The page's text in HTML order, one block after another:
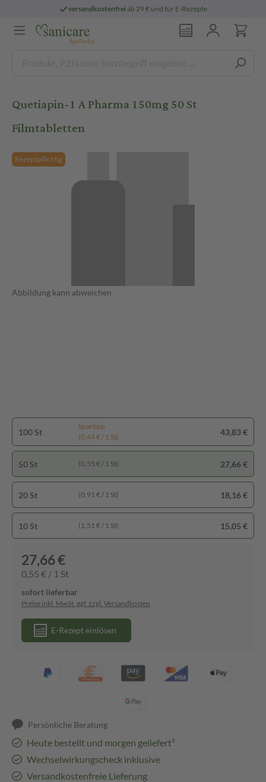
versandkostenfreiab 29 € und für E-Rezepte
Quetiapin-1 A Pharma 150mg 50 St
Filmtabletten
Rezeptpflichtig
Abbildung kann abweichen
100 St
Spartipp
(0,44 € / 1 St)
43,83 €
50 St (0,55 € / 1 St) 27,66 €
20 St (0,91 € / 1 St) 18,16 €
10 St (1,51 € / 1 St) 15,05 €
27,66 €
0,55 € / 1 St
sofort lieferbar
Preise inkl. MwSt. ggf. zzgl. Versandkosten
E-Rezept einlösen
Persönliche Beratung
Heute bestellt und morgen geliefert³
Wechselwirkungscheck inklusive
Versandkostenfreie Lieferung